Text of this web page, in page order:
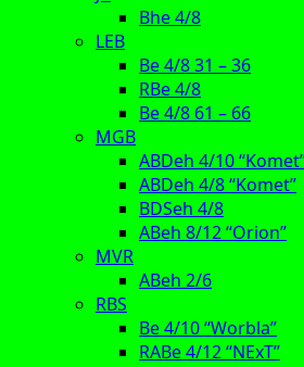
Bhe 4/8
LEB
Be 4/8 31 – 36
RBe 4/8
Be 4/8 61 – 66
MGB
ABDeh 4/10
ABDeh 4/8 “Komet”
BDSeh 4/8
ABeh 8/12 “Orion”
MVR
ABeh 2/6
RBS
Be 4/10 “Worbla”
RABe 4/12 “NExT”